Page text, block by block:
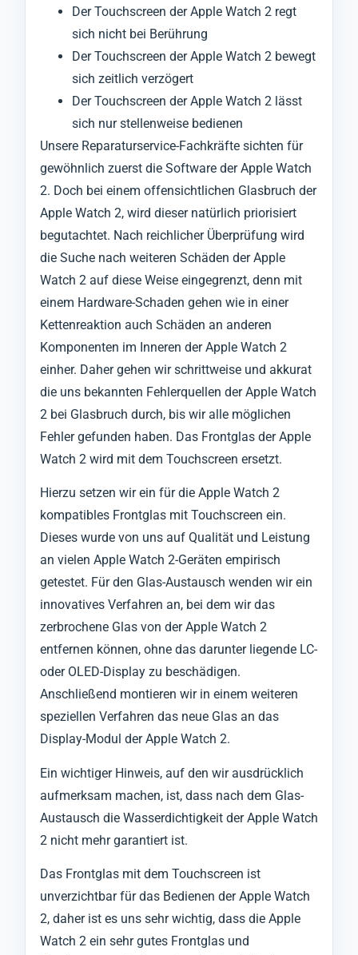
Der Touchscreen der Apple Watch 2 regt
sich nicht bei Berührung
Der Touchscreen der Apple Watch 2 bewegt
sich zeitlich verzögert
Der Touchscreen der Apple Watch 2 lässt
sich nur stellenweise bedienen
Unsere Reparaturservice-Fachkräfte sichten für
gewöhnlich zuerst die Software der Apple Watch
2. Doch bei einem offensichtlichen Glasbruch der
Apple Watch 2, wird dieser natürlich priorisiert
begutachtet. Nach reichlicher Überprüfung wird
die Suche nach weiteren Schäden der Apple
Watch 2 auf diese Weise eingegrenzt, denn mit
einem Hardware-Schaden gehen wie in einer
Kettenreaktion auch Schäden an anderen
Komponenten im Inneren der Apple Watch 2
einher. Daher gehen wir schrittweise und akkurat
die uns bekannten Fehlerquellen der Apple Watch
2 bei Glasbruch durch, bis wir alle möglichen
Fehler gefunden haben. Das Frontglas der Apple
Watch 2 wird mit dem Touchscreen ersetzt.
Hierzu setzen wir ein für die Apple Watch 2
kompatibles Frontglas mit Touchscreen ein.
Dieses wurde von uns auf Qualität und Leistung
an vielen Apple Watch 2-Geräten empirisch
getestet. Für den Glas-Austausch wenden wir ein
innovatives Verfahren an, bei dem wir das
zerbrochene Glas von der Apple Watch 2
entfernen können, ohne das darunter liegende LC-
oder OLED-Display zu beschädigen.
Anschließend montieren wir in einem weiteren
speziellen Verfahren das neue Glas an das
Display-Modul der Apple Watch 2.
Ein wichtiger Hinweis, auf den wir ausdrücklich
aufmerksam machen, ist, dass nach dem Glas-
Austausch die Wasserdichtigkeit der Apple Watch
2 nicht mehr garantiert ist.
Das Frontglas mit dem Touchscreen ist
unverzichtbar für das Bedienen der Apple Watch
2, daher ist es uns sehr wichtig, dass die Apple
Watch 2 ein sehr gutes Frontglas und